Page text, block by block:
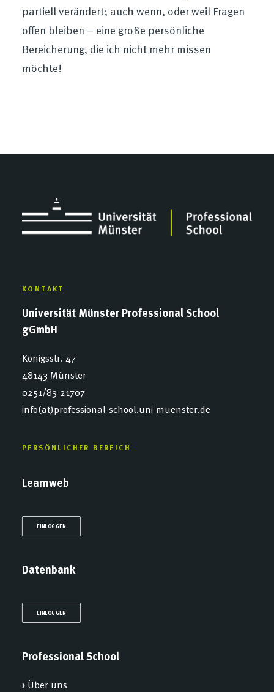
partiell verändert; auch wenn, oder weil Fragen
offen bleiben – eine große persönliche
Bereicherung, die ich nicht mehr missen
möchte!
KONTAKT
Universität Münster Professional School
gGmbH
Königsstr. 47
48143 Münster
0251/83-21707
info(at)professional-school.uni-muenster.de
PERSÖNLICHER BEREICH
Learnweb
EINLOGGEN
Datenbank
EINLOGGEN
Professional School
› Über uns